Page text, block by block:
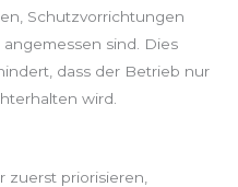
Schutzvorrichtungen
sind. Dies
dass der Betrieb nur
wird.
zuerst priorisieren,